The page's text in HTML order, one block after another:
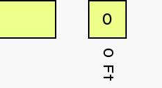
0
0
Ft